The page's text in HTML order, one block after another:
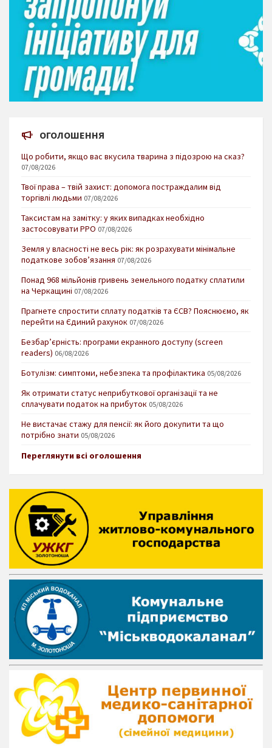
ОГОЛОШЕННЯ
Що робити, якщо вас вкусила тварина з підозрою на сказ?
07/08/2026
Твої права – твій захист: допомога постраждалим від
торгівлі людьми 07/08/2026
Таксистам на замітку: у яких випадках необхідно
застосовувати РРО 07/08/2026
Земля у власності не весь рік: як розрахувати мінімальне
податкове зобов’язання 07/08/2026
Понад 968 мільйонів гривень земельного податку сплатили
на Черкащині 07/08/2026
Прагнете спростити сплату податків та ЄСВ? Пояснюємо, як
перейти на Єдиний рахунок 07/08/2026
Безбар’єрність: програми екранного доступу (screen
readers) 06/08/2026
Ботулізм: симптоми, небезпека та профілактика 05/08/2026
Як отримати статус неприбуткової організації та не
сплачувати податок на прибуток 05/08/2026
Не вистачає стажу для пенсії: як його докупити та що
потрібно знати 05/08/2026
Переглянути всі оголошення